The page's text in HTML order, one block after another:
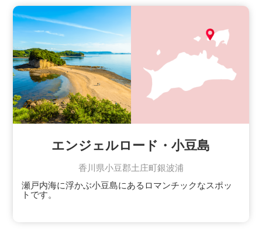
花が美しく山を彩り、山頂展望台からは、瀬戸内海の
多島美が見渡せます。
Yahoo！JAPANの「日本が誇る桜の絶景15選」や「死
ぬまでに行きたい！世界の絶景 日本編（詩歩著
書）」、米国ニューヨークタイムズ紙でも掲載された
ことで注目を集めているスポットです。
エンジェルロード・小豆島
香川県小豆郡土庄町銀波浦
瀬戸内海に浮かぶ小豆島にあるロマンチックなスポッ
トです。